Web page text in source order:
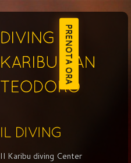
Il Karibu diving Center
PRENOTA ORA